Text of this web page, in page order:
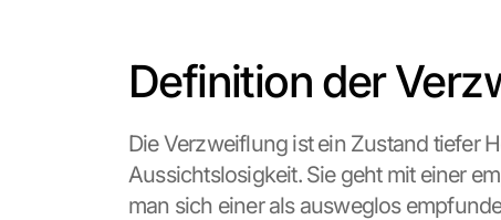
Definition der
Die Verzweiflung ist ein Zustand tiefer
Aussichtslosigkeit. Sie geht mit einer
man sich einer als ausweglos